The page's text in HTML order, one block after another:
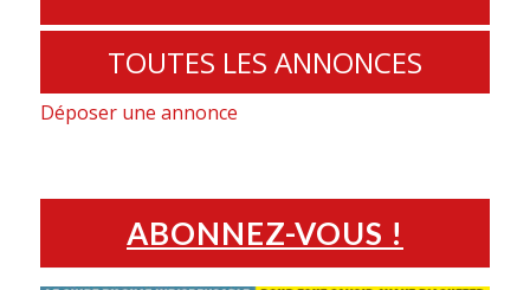
TOUTES LES ANNONCES
Déposer une annonce
ABONNEZ-VOUS !